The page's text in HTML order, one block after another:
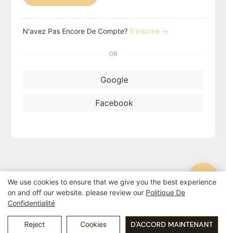
N'avez Pas Encore De Compte? S'inscrire →
OR
Google
Facebook
Copyright © 2026 Guangzhou Pingio Home Products Co,.Ltd
Politique de confidentialité粤ICP备15016565号
We use cookies to ensure that we give you the best experience
on and off our website. please review our Politique De
Confidentialité
Reject Cookies D'ACCORD MAINTENANT